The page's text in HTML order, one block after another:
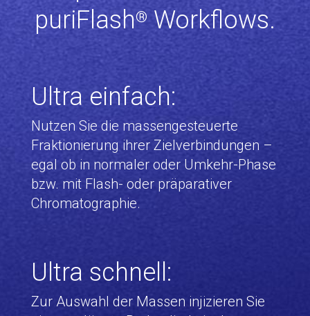
puriFlash® Workflows.
Ultra einfach:
Nutzen Sie die massengesteuerte
Fraktionierung ihrer Zielverbindungen –
egal ob in normaler oder Umkehr-Phase
bzw. mit Flash- oder präparativer
Chromatographie.
Ultra schnell:
Zur Auswahl der Massen injizieren Sie